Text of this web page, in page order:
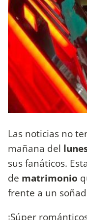
Las noticias no
mañana del
sus fanáticos.
de matrimonio
frente a un
¡Súper